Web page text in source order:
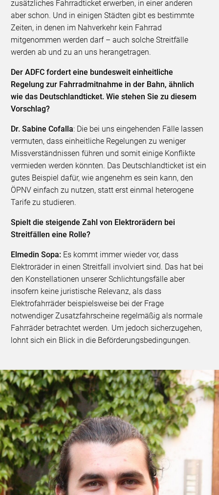
zusätzliches Fahrradticket erwerben, in einer anderen
aber schon. Und in einigen Städten gibt es bestimmte
Zeiten, in denen im Nahverkehr kein Fahrrad
mitgenommen werden darf – auch solche Streitfälle
werden ab und zu an uns herangetragen.
Der ADFC fordert eine bundesweit einheitliche
Regelung zur Fahrradmitnahme in der Bahn, ähnlich
wie das Deutschlandticket. Wie stehen Sie zu diesem
Vorschlag?
Dr. Sabine Cofalla: Die bei uns eingehenden Fälle lassen
vermuten, dass einheitliche Regelungen zu weniger
Missverständnissen führen und somit einige Konflikte
vermieden werden könnten. Das Deutschlandticket ist ein
gutes Beispiel dafür, wie angenehm es sein kann, den
ÖPNV einfach zu nutzen, statt erst einmal heterogene
Tarife zu studieren.
Spielt die steigende Zahl von Elektrorädern bei
Streitfällen eine Rolle?
Elmedin Sopa: Es kommt immer wieder vor, dass
Elektroräder in einen Streitfall involviert sind. Das hat bei
den Konstellationen unserer Schlichtungsfälle aber
insofern keine juristische Relevanz, als dass
Elektrofahrräder beispielsweise bei der Frage
notwendiger Zusatzfahrscheine regelmäßig als normale
Fahrräder betrachtet werden. Um jedoch sicherzugehen,
lohnt sich ein Blick in die Beförderungsbedingungen.